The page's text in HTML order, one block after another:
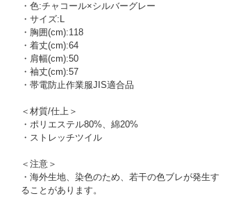
・色:チャコール×シルバーグレー
・サイズ:L
・胸囲(cm):118
・着丈(cm):64
・肩幅(cm):50
・袖丈(cm):57
・帯電防止作業服JIS適合品
＜材質/仕上＞
・ポリエステル80%、綿20%
・ストレッチツイル
＜注意＞
・海外生地、染色のため、若干の色ブレが発生す
ることがあります。